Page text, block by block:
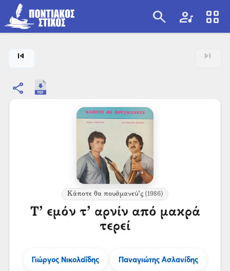
search artist view_cozy
skip_previous skip_next
share
Κάποτε θα πουσ̌μανεύ’ς(1986)
Τ’ εμόν τ’ αρνίν από μακρά
τερεί
Γιώργος Νικολαΐδης Παναγιώτης Ασλανίδης